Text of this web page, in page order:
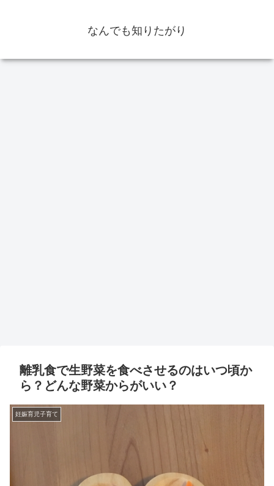
なんでも知りたがり
離乳食で生野菜を食べさせるのはいつ頃か
ら？どんな野菜からがいい？
妊娠育児子育て